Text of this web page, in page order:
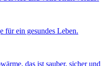
für ein gesundes Leben.
das ist sauber, sicher